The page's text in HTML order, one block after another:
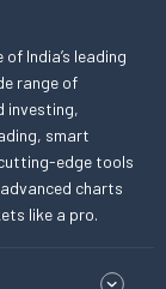
India’s leading
range of
investing,
smart
edge tools
charts
like a pro.